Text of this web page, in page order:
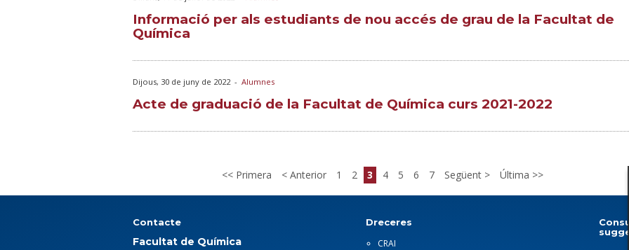
Informació per als estudiants de nou accés de grau de la Facultat de
Química
Dijous, 30 de juny de 2022- Alumnes
Acte de graduació de la Facultat de Química curs 2021-2022
Primera Anterior 1 2 3 4 5 6 7 Següent Última
Contacte
Facultat de Química
Dreceres
CRAI